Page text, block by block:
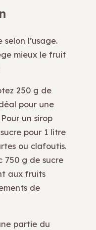
l’usage.
mieux le fruit
250 g de
pour une
un sirop
pour 1 litre
ou clafoutis.
750 g de sucre
aux fruits
de
partie du